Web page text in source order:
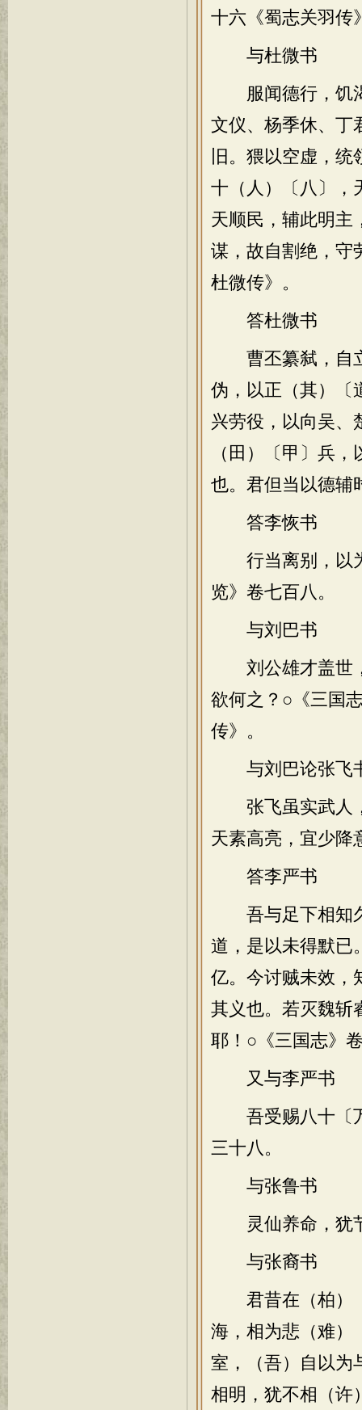
十六《蜀志关羽传
与杜微书
服闻德行，饥渴
文仪、杨季休、丁
旧。猥以空虚，
十（人）〔八〕，
天顺民，辅此明主
谋，故自割绝，守
杜微传》。
答杜微书
曹丕纂弑，自立
伪，以正（其）〔
兴劳役，以向吴、
（田）〔甲〕兵
也。君但当以德辅
答李恢书
行当离别，以为
览》卷七百八。
与刘巴书
刘公雄才盖世，
欲何之？○《三国
传》。
与刘巴论张飞
张飞虽实武人，
天素高亮，宜少降
答李严书
吾与足下相知久
道，是以未得默已
亿。今讨贼未效，
其义也。若灭魏斩
耶！○《三国志》
又与李严书
吾受赐八十〔万
三十八。
与张鲁书
灵仙养命，犹节
与张裔书
君昔在（柏）〔
海，相为悲（难）
室，（吾）自以为
相明，犹不相（许